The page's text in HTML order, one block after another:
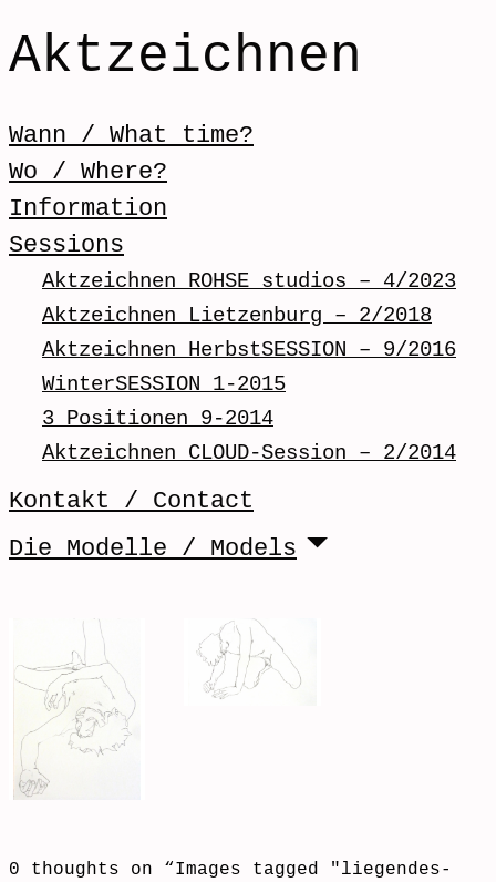
Aktzeichnen
Menü / Menu
Skip to content
Wann / What time?
Wo / Where?
Information
Sessions
Aktzeichnen ROHSE studios – 4/2023
Aktzeichnen Lietzenburg – 2/2018
Aktzeichnen HerbstSESSION – 9/2016
WinterSESSION 1-2015
3 Positionen 9-2014
Aktzeichnen CLOUD-Session – 2/2014
Kontakt / Contact
Die Modelle / Models
0 thoughts on “Images tagged "liegendes-